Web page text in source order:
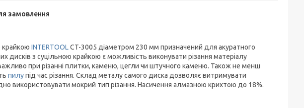
замовлення
крайкою INTERTOOLCT-3005 діаметром 230 мм призначений для акуратного
дисків з суцільною крайкою є можливість виконувати різання матеріалу
при різанні плитки, каменю, цегли чи штучного каменю. Також не менш
пилупід час різання. Склад металу самого диска дозволяє витримувати
використовувати мокрий тип різання. Насичення алмазною крихтою до 18%.